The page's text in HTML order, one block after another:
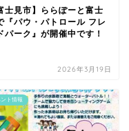
士見市】ららぽーと富士
『パウ・パトロール フレ
パーク』が開催中です！
2026年3月19日
ント情報